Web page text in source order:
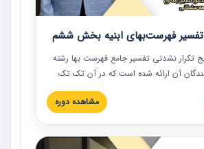
فهرست‌بهای ابنیه بخش ششم
تکرار نشدنی تفسیر جامع فهرست بها رشته
آن ارائه شده است که در آن تک تک
فهرست بها تفسیر و ارائه شده است. این
تصویری بوده و به همراه تصاویر عملیات
علیرضاحسین‌زاده مدیر پروژه مهندسی
مشاهده دوره